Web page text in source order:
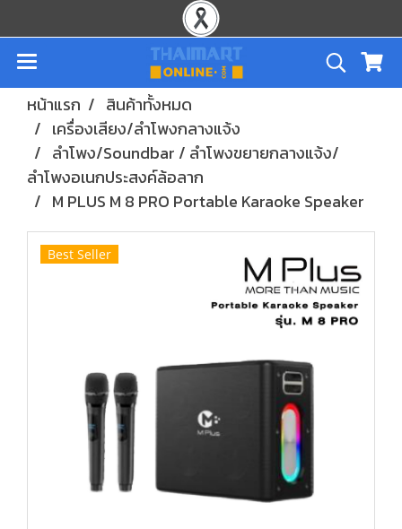
หน้าแรก
สินค้าทั้งหมด
เครื่องเสียง/ลำโพงกลางแจ้ง
ลำโพง/Soundbar / ลำโพงขยายกลางแจ้ง/
ลำโพงอเนกประสงค์ล้อลาก
M PLUS M 8 PRO Portable Karaoke Speaker
Best Seller